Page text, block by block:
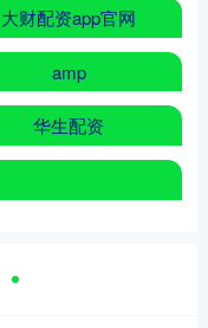
大财配资app官网
amp
华生配资